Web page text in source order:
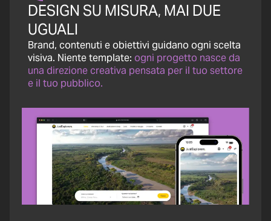
DESIGN SU MISURA, MAI DUE
UGUALI
Brand, contenuti e obiettivi guidano ogni scelta
visiva. Niente template: ogni progetto nasce da
una direzione creativa pensata per il tuo settore
e il tuo pubblico.